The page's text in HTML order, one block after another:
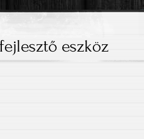
eszköz